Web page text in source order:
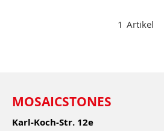
1 Artikel
MOSAICSTONES
Karl-Koch-Str. 12e